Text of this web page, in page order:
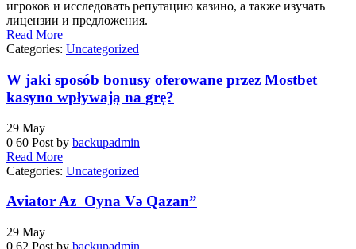
игроков и исследовать репутацию казино, а также изучать
лицензии и предложения.
Read More
Categories: Uncategorized
W jaki sposób bonusy oferowane przez Mostbet
kasyno wpływają na grę?
29 May
0 60 Post by backupadmin
Read More
Categories: Uncategorized
Aviator Az ️ Oyna Və Qazan”
29 May
0 62 Post by backupadmin